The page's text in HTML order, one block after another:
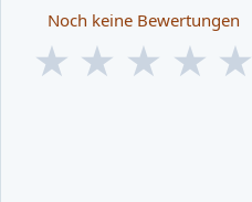
Noch keine Bewertungen
★ ★ ★ ★ ★